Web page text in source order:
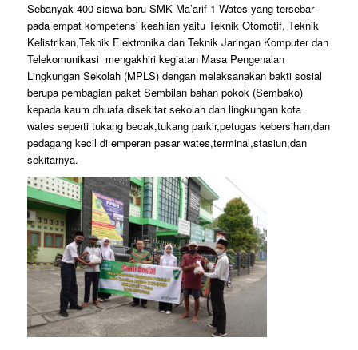
Sebanyak 400 siswa baru SMK Ma’arif 1 Wates yang tersebar
pada empat kompetensi keahlian yaitu Teknik Otomotif, Teknik
Kelistrikan,Teknik Elektronika dan Teknik Jaringan Komputer dan
Telekomunikasi mengakhiri kegiatan Masa Pengenalan
Lingkungan Sekolah (MPLS) dengan melaksanakan bakti sosial
berupa pembagian paket Sembilan bahan pokok (Sembako)
kepada kaum dhuafa disekitar sekolah dan lingkungan kota
wates seperti tukang becak,tukang parkir,petugas kebersihan,dan
pedagang kecil di emperan pasar wates,terminal,stasiun,dan
sekitarnya.